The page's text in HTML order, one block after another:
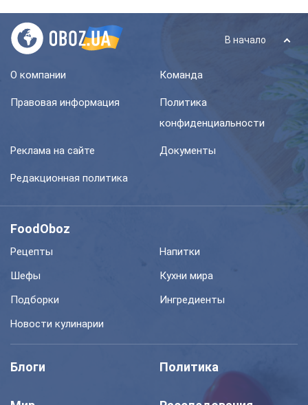
В начало
О компании Команда
Правовая информация
Политика
конфиденциальности
Реклама на сайте Документы
Редакционная политика
FoodOboz
Рецепты
Напитки
Шефы
Кухни мира
Подборки
Ингредиенты
Новости кулинарии
Блоги Политика